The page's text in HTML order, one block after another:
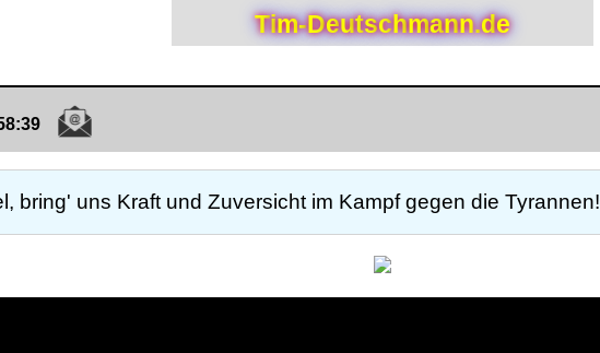
Tim-Deutschmann.de
bring' uns Kraft und Zuversicht im Kampf gegen die Tyrannen!